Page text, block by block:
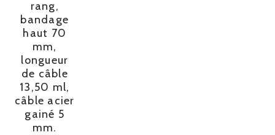
rang,
bandage
haut 70
mm,
longueur
de câble
13,50 ml,
câble acier
gainé 5
mm.